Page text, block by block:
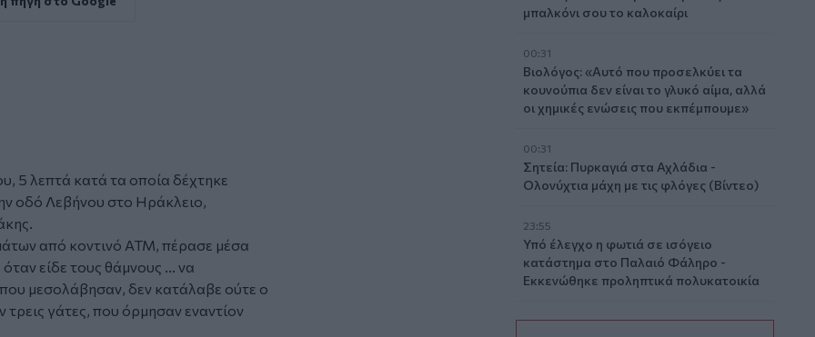
5 λεπτά κατά τα οποία δέχτηκε
οδό Λεβήνου στο Ηράκλειο,
από κοντινό ATM, πέρασε μέσα
είδε τους θάμνους ... να
μεσολάβησαν, δεν κατάλαβε ούτε ο
τρεις γάτες, που όρμησαν εναντίον
μπαλκόνι σου το καλοκαίρι
00:31
Βιολόγος: «Αυτό που προσελκύει τα
κουνούπια δεν είναι το γλυκό αίμα, αλλά
οι χημικές ενώσεις που εκπέμπουμε»
00:31
Σητεία: Πυρκαγιά στα Αχλάδια -
Ολονύχτια μάχη με τις φλόγες (Βίντεο)
23:55
Υπό έλεγχο η φωτιά σε ισόγειο
κατάστημα στο Παλαιό Φάληρο -
Εκκενώθηκε προληπτικά πολυκατοικία
23:38